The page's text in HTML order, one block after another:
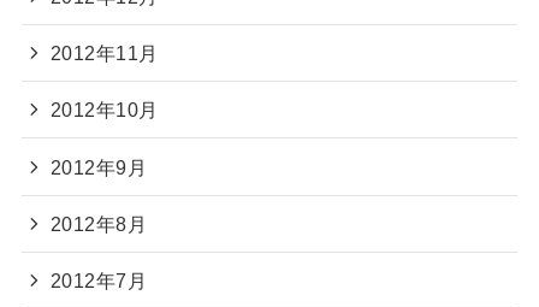
2012年11月
2012年10月
2012年9月
2012年8月
2012年7月